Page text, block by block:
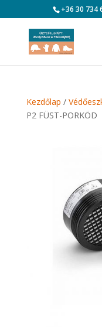
+36 30 734
Kezdőlap /
P2 FÜST-PORKÖD